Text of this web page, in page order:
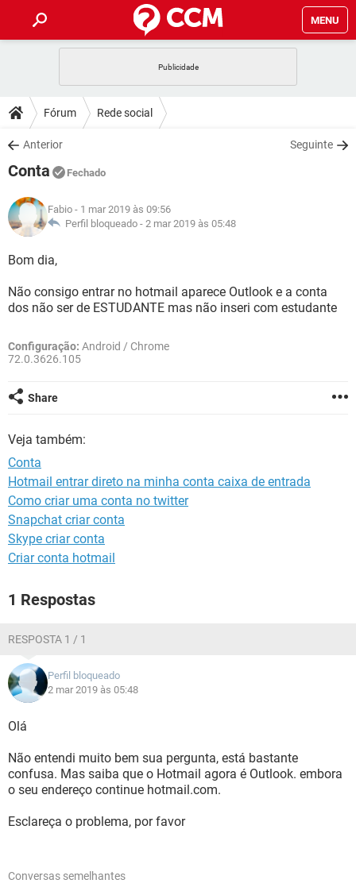
MENU
CELULAR
OUTLOOK
INSTAGRAM
GUIA DE COMPRAS
DICAS
JOGOS
INSTAGRAM
GUIA DE COMPRAS
DOWNLOADS
JOGOS
CELULAR
OUTLOOK EXCEL
INSTAGRAM
JOGOS
CELULAR
OUTLOOK
INSTAGRAM GMAIL
GLOSSÁRIO
JOGOS
OUTLOOK EXCEL
GUIA DE COMPRAS
Fórum Rede social
Anterior Seguinte
Conta Fechado
Fabio - 1 mar 2019 às 09:56
Perfil bloqueado - 2 mar 2019 às 05:48
Bom dia,
Não consigo entrar no hotmail aparece Outlook e a conta
dos não ser de ESTUDANTE mas não inseri com estudante
Configuração: Android / Chrome
72.0.3626.105
Share
Veja também:
Conta
Hotmail entrar direto na minha conta caixa de entrada
Como criar uma conta no twitter
Snapchat criar conta
Skype criar conta
Criar conta hotmail
1 Respostas
RESPOSTA 1 / 1
Perfil bloqueado
2 mar 2019 às 05:48
Olá
Não entendi muito bem sua pergunta, está bastante
confusa. Mas saiba que o Hotmail agora é Outlook. embora
o seu endereço continue hotmail.com.
Esclareça o problema, por favor
Conversas semelhantes